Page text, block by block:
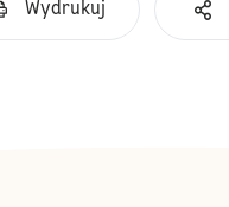
Wydrukuj